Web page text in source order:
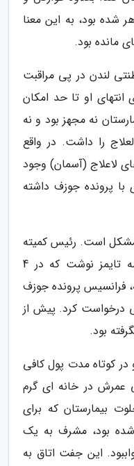
شده بود، به این معنا
مانده بود.
لندن در پی مراقبت
انتهای او تا حد امکان
نه مجهز بود و نه
را داشت. در واقع
لاعلاج (آسمان) وجود
با پرونده جوزف داشته
است. رئیس کمیته
بیمارستان، نامه مفصلی به روزنامه تایمز نوشت که در 4
نامه، فرانسیس پرونده جوزف
درخواست کرد. پیش از
بود.
کوتاه مدت پول کافی
عمرش در خانه ای گرم
بیمارستان که برای
بود، مشرف به یک
این جفت اتاق به